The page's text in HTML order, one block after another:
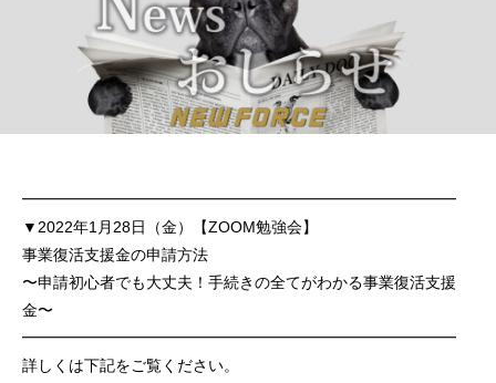
WEBコンテンツ
━━━━━━━━━━━━━━━━━━━━━━━━━━━━
▼2022年1月28日（金）【ZOOM勉強会】
事業復活支援金の申請方法
〜申請初心者でも大丈夫！手続きの全てがわかる事業復活支援
金〜
━━━━━━━━━━━━━━━━━━━━━━━━━━━━
詳しくは下記をご覧ください。